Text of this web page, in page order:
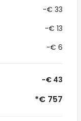
-€ 33
-€ 13
-€ 6
-€ 43
*€ 757